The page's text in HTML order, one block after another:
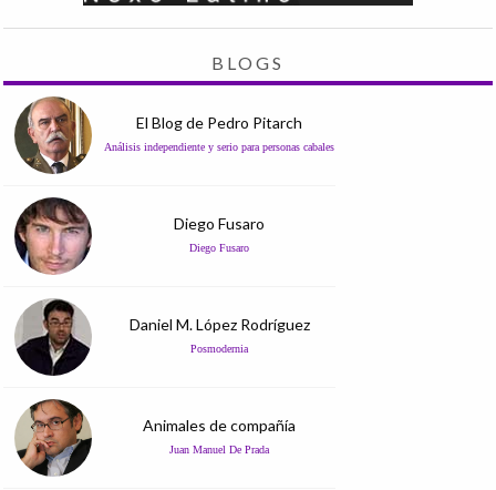
BLOGS
El Blog de Pedro Pitarch
Análisis independiente y serio para personas cabales
Diego Fusaro
Diego Fusaro
Daniel M. López Rodríguez
Posmodernia
Animales de compañía
Juan Manuel De Prada